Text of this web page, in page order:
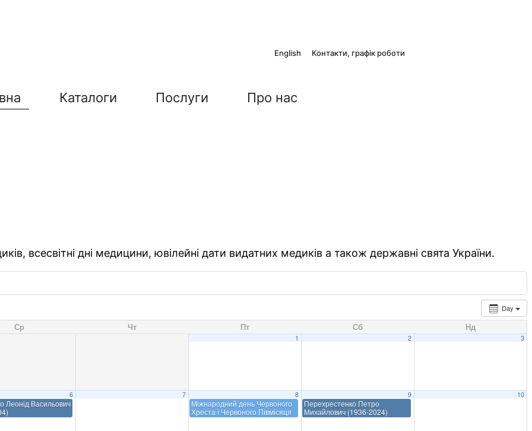
English Контакти, графік роботи
Каталоги Послуги Про нас
всесвітні дні медицини, ювілейні дати видатних медиків а також державні свята України.
Day
Ср Чт Пт Сб Нд
1 2 3
6
Леонід Васильович
7 8
Міжнародний день Червоного
Хреста і Червоного Півмісяця
9
Перехрестенко Петро
Михайлович (1936-2024)
10